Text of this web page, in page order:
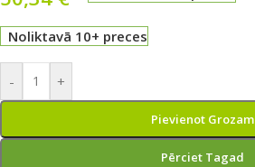
Noliktavā 10+ preces
- +
Pievienot Grozam
Pērciet Tagad